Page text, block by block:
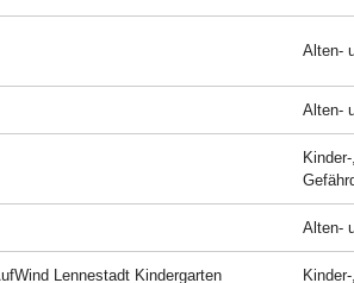
Alten-
Alten-
Alten-
Lennestadt Kindergarten